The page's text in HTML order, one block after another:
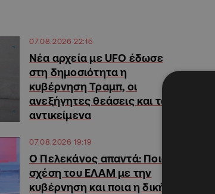
07.08.2026 22:15
Νέα αρχεία με UFO έδωσε
στη δημοσιότητα η
κυβέρνηση Τραμπ, οι
ανεξήγητες θεάσεις και τα
αντικείμενα
07.08.2026 19:19
Ο Πελεκάνος απαντά: Ποια η
σχέση του ΕΛΑΜ με την
κυβέρνηση και ποια η δική